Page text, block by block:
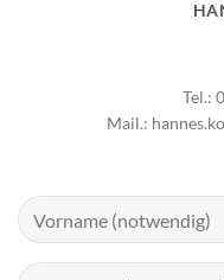
Tel.:
Mail.: